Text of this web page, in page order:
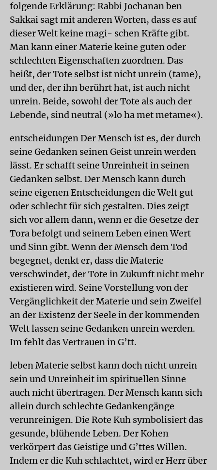
folgende Erklärung: Rabbi Jochanan ben
Sakkai sagt mit anderen Worten, dass es auf
dieser Welt keine magi- schen Kräfte gibt.
Man kann einer Materie keine guten oder
schlechten Eigenschaften zuordnen. Das
heißt, der Tote selbst ist nicht unrein (tame),
und der, der ihn berührt hat, ist auch nicht
unrein. Beide, sowohl der Tote als auch der
Lebende, sind neutral (»lo ha met metame«).
entscheidungen Der Mensch ist es, der durch
seine Gedanken seinen Geist unrein werden
lässt. Er schafft seine Unreinheit in seinen
Gedanken selbst. Der Mensch kann durch
seine eigenen Entscheidungen die Welt gut
oder schlecht für sich gestalten. Dies zeigt
sich vor allem dann, wenn er die Gesetze der
Tora befolgt und seinem Leben einen Wert
und Sinn gibt. Wenn der Mensch dem Tod
begegnet, denkt er, dass die Materie
verschwindet, der Tote in Zukunft nicht mehr
existieren wird. Seine Vorstellung von der
Vergänglichkeit der Materie und sein Zweifel
an der Existenz der Seele in der kommenden
Welt lassen seine Gedanken unrein werden.
Im fehlt das Vertrauen in G’tt.
leben Materie selbst kann doch nicht unrein
sein und Unreinheit im spirituellen Sinne
auch nicht übertragen. Der Mensch kann sich
allein durch schlechte Gedankengänge
verunreinigen. Die Rote Kuh symbolisiert das
gesunde, blühende Leben. Der Kohen
verkörpert das Geistige und G’ttes Willen.
Indem er die Kuh schlachtet, wird er Herr über